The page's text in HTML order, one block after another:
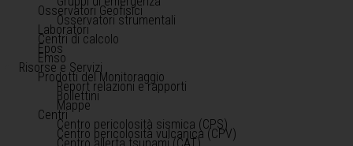
Osservatori Geofisici
Osservatori strumentali
Laboratori
Centri di calcolo
Epos
Emso
Risorse e Servizi
Prodotti del Monitoraggio
Report relazioni e rapporti
Bollettini
Mappe
Centri
Centro pericolosità sismica (CPS)
Centro pericolosità vulcanica (CPV)
Centro allerta tsunami (CAT)